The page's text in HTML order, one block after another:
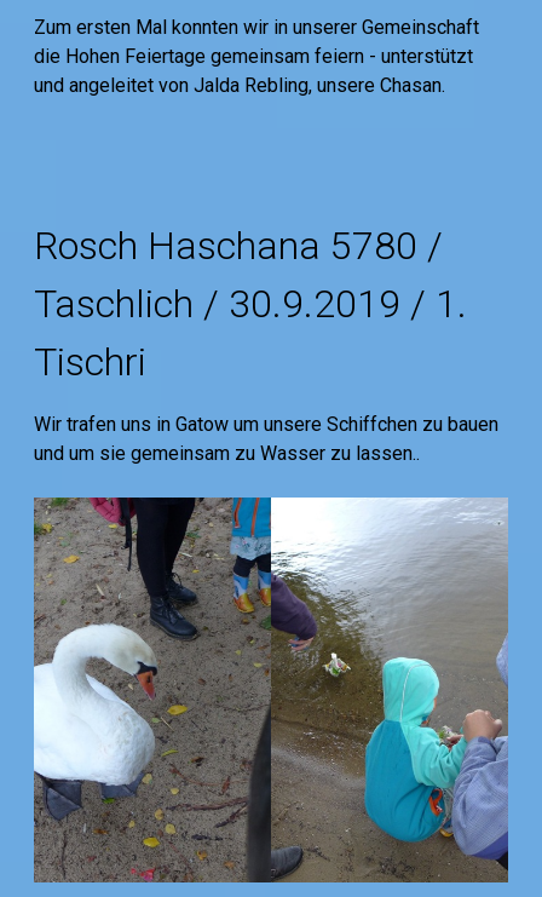
Zum ersten Mal konnten wir in unserer Gemeinschaft
die Hohen Feiertage gemeinsam feiern - unterstützt
und angeleitet von Jalda Rebling, unsere Chasan.
Rosch Haschana 5780 /
Taschlich / 30.9.2019 / 1.
Tischri
Wir trafen uns in Gatow um unsere Schiffchen zu bauen
und um sie gemeinsam zu Wasser zu lassen..